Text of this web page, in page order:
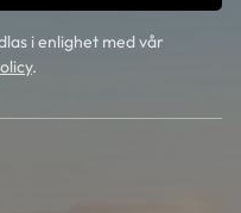
i enlighet med vår
.